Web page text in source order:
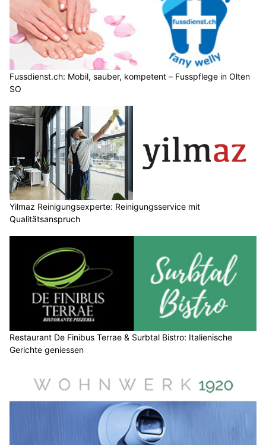
Fussdienst.ch: Mobil, sauber, kompetent – Fusspflege in Olten
SO
Yilmaz Reinigungsexperte: Reinigungsservice mit
Qualitätsanspruch
Restaurant De Finibus Terrae & Surbtal Bistro: Italienische
Gerichte geniessen